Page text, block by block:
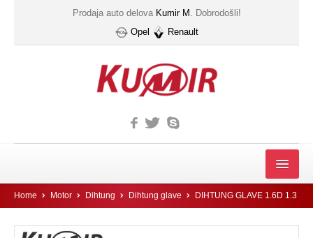
Prodaja auto delova Kumir M . Dobrodošli!
Opel
Renault
MOTOR
Home Motor Dihtung Dihtung glave DIHTUNG GLAVE 1.6D 1.3